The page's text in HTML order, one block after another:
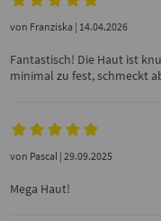
von Franziska | 14.04.2026
Fantastisch! Die Haut ist
minimal zu fest, schmeckt
von Pascal | 29.09.2025
Mega Haut!